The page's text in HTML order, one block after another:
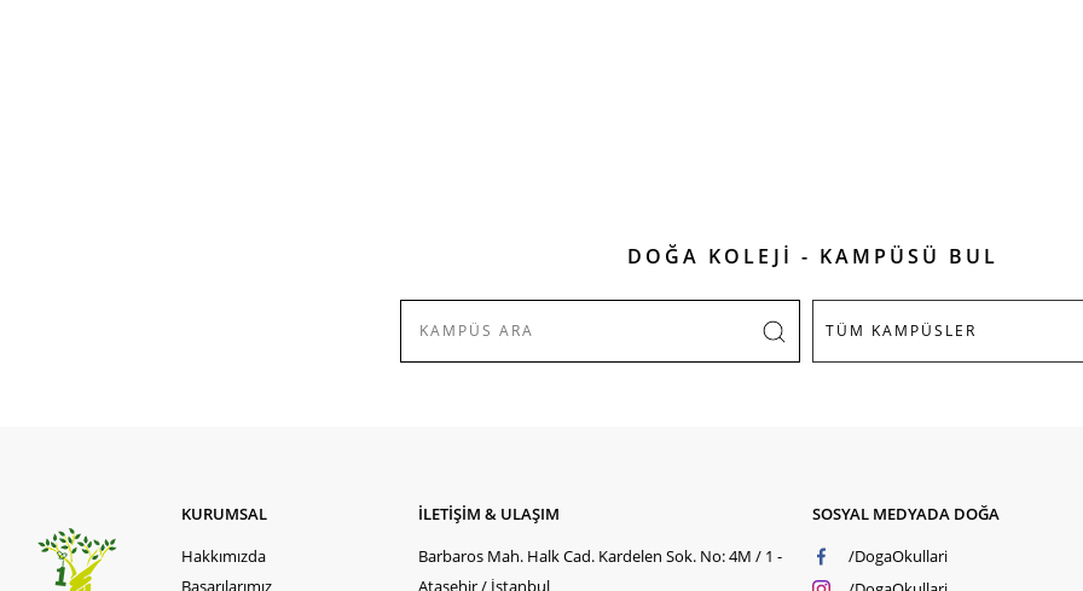
DOĞA KOLEJİ - KAMPÜSÜ BUL
KURUMSAL
Hakkımızda
Başarılarımız
İLETİŞİM & ULAŞIM
Barbaros Mah. Halk Cad. Kardelen Sok. No: 4M / 1 -
Ataşehir / İstanbul
SOSYAL MEDYADA DOĞA
/DogaOkullari